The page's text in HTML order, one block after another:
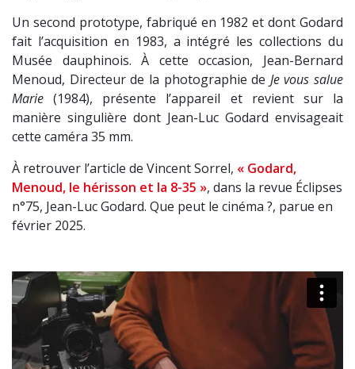
Un second prototype, fabriqué en 1982 et dont Godard
fait l’acquisition en 1983, a intégré les collections du
Musée dauphinois. À cette occasion, Jean-Bernard
Menoud, Directeur de la photographie de Je vous salue
Marie (1984), présente l’appareil et revient sur la
manière singulière dont Jean-Luc Godard envisageait
cette caméra 35 mm.
À retrouver l’article de Vincent Sorrel, « Godard,
Menoud, le hérisson et la 8-35 », dans la revue Éclipses
n°75, Jean-Luc Godard. Que peut le cinéma ?, parue en
février 2025.